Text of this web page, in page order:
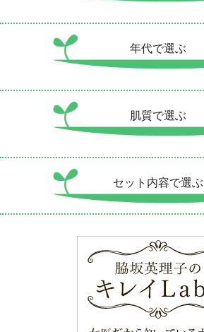
年代で選ぶ
肌質で選ぶ
セット内容で選ぶ